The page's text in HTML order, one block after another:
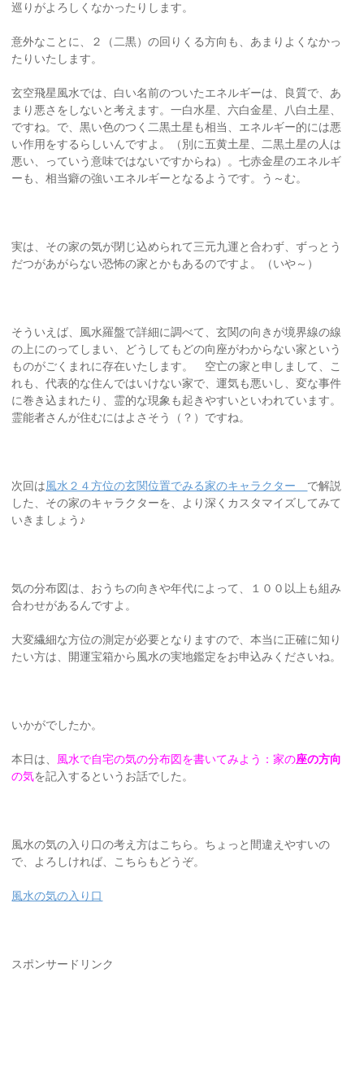
巡りがよろしくなかったりします。
意外なことに、２（二黒）の回りくる方向も、あまりよくなかっ
たりいたします。
玄空飛星風水では、白い名前のついたエネルギーは、良質で、あ
まり悪さをしないと考えます。一白水星、六白金星、八白土星、
ですね。で、黒い色のつく二黒土星も相当、エネルギー的には悪
い作用をするらしいんですよ。（別に五黄土星、二黒土星の人は
悪い、っていう意味ではないですからね）。七赤金星のエネルギ
ーも、相当癖の強いエネルギーとなるようです。う～む。
実は、その家の気が閉じ込められて三元九運と合わず、ずっとう
だつがあがらない恐怖の家とかもあるのですよ。（いや～）
そういえば、風水羅盤で詳細に調べて、玄関の向きが境界線の線
の上にのってしまい、どうしてもどの向座がわからない家という
ものがごくまれに存在いたします。 空亡の家と申しまして、こ
れも、代表的な住んではいけない家で、運気も悪いし、変な事件
に巻き込まれたり、霊的な現象も起きやすいといわれています。
霊能者さんが住むにはよさそう（？）ですね。
次回は風水２４方位の玄関位置でみる家のキャラクター で解説
した、その家のキャラクターを、より深くカスタマイズしてみて
いきましょう♪
気の分布図は、おうちの向きや年代によって、１００以上も組み
合わせがあるんですよ。
大変繊細な方位の測定が必要となりますので、本当に正確に知り
たい方は、開運宝箱から風水の実地鑑定をお申込みくださいね。
いかがでしたか。
本日は、 風水で自宅の気の分布図を書いてみよう：家の座の方向
の気を記入するというお話でした。
風水の気の入り口の考え方はこちら。ちょっと間違えやすいの
で、よろしければ、こちらもどうぞ。
風水の気の入り口
スポンサードリンク